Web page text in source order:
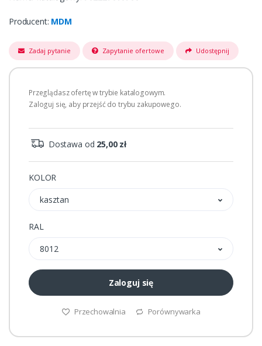
Producent: MDM
Zadaj pytanie Zapytanie ofertowe Udostępnij
Przeglądasz ofertę w trybie katalogowym.
Zaloguj się, aby przejść do trybu zakupowego.
Dostawa od 25,00 zł
KOLOR
kasztan
RAL
8012
Zaloguj się
Przechowalnia Porównywarka